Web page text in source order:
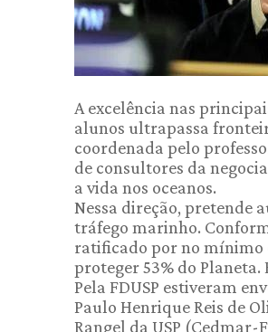
A excelência nas
alunos ultrapassa
coordenada pelo
de consultores da
a vida nos oceanos.
Nessa direção, pretende
tráfego marinho.
ratificado por no mínimo
proteger 53% do
Pela FDUSP estiveram
Paulo Henrique Reis de
Rangel da USP (Cedmar-